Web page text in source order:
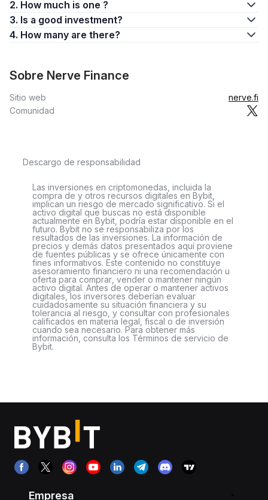
2. How much is one ?
3. Is a good investment?
4. How many are there?
Sobre Nerve Finance
Sitio web
nerve.fi
Comunidad
Descargo de responsabilidad
Las inversiones en criptomonedas, incluida la
compra de y otros recursos digitales en Bybit,
implican un riesgo de mercado significativo. Si el
activo digital que buscas no está disponible
actualmente en Bybit, podría estar disponible en el
futuro. Bybit no se responsabiliza por los
resultados de las inversiones. La información de
precios y demás datos presentados aquí proviene
de fuentes públicas y se ofrece únicamente con
fines informativos. Este contenido no constituye
asesoramiento financiero ni una recomendación u
oferta para comprar, vender o mantener ningún
activo digital. Antes de operar o mantener activos
digitales, los inversores deberían evaluar
cuidadosamente su situación financiera y su
tolerancia al riesgo, y consultar con profesionales
calificados en materia legal, fiscal o de inversión
cuando sea necesario. Para obtener más
información, consulta los Términos de servicio de
Bybit.
Empresa